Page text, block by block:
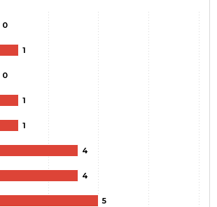
0
1
0
1
1
4
4
5